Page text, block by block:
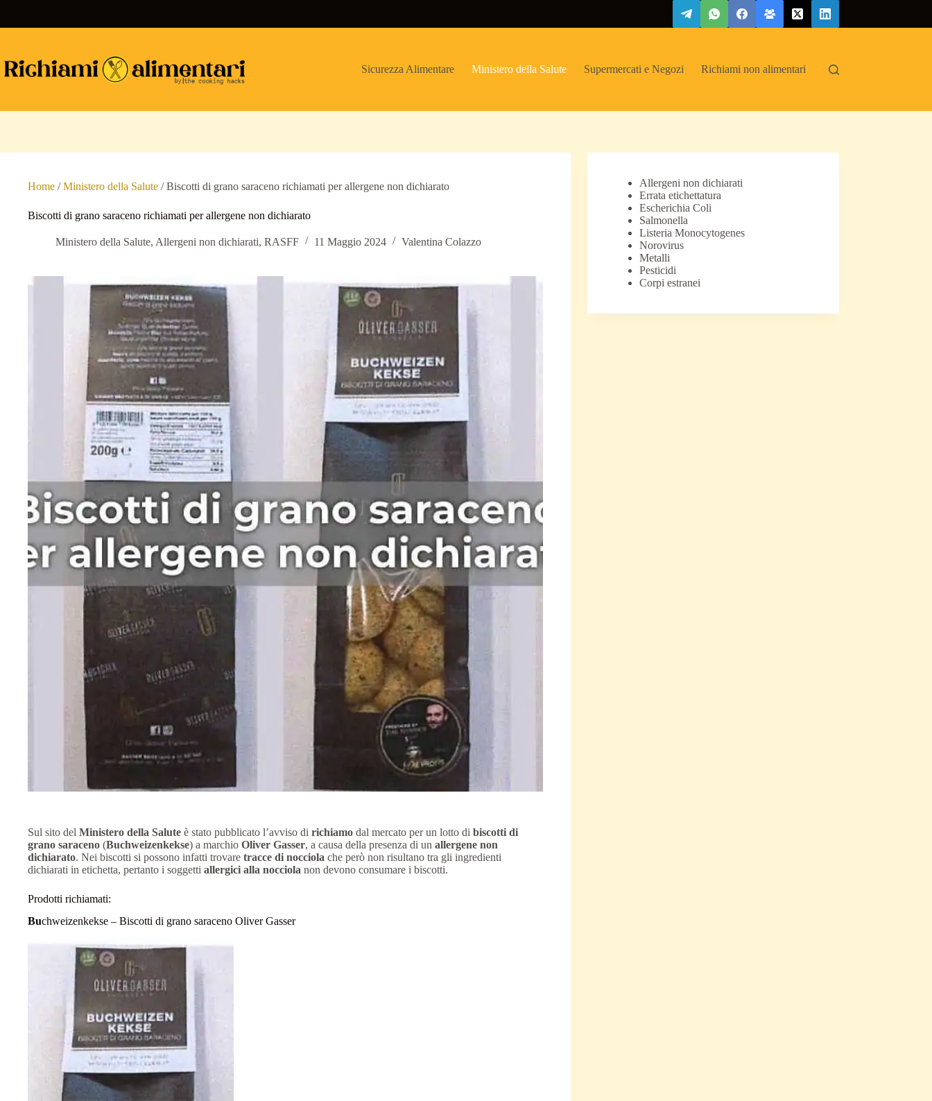
contenuto
Sicurezza Alimentare Ministero della Salute Supermercati e Negozi Richiami non alimentari
Home /Ministero della Salute /Biscotti di grano saraceno richiamati per allergene non dichiarato
Biscotti di grano saraceno richiamati per allergene non dichiarato
Ministero della Salute, Allergeni non dichiarati, RASFF 11 Maggio 2024 Valentina Colazzo
Sul sito del Ministero della Salute è stato pubblicato l’avviso di richiamo dal mercato per un lotto di biscotti di
grano saraceno (Buchweizenkekse) a marchio Oliver Gasser, a causa della presenza di un allergene non
dichiarato. Nei biscotti si possono infatti trovare tracce di nocciola che però non risultano tra gli ingredienti
dichiarati in etichetta, pertanto i soggetti allergici alla nocciola non devono consumare i biscotti.
Prodotti richiamati:
Buchweizenkekse – Biscotti di grano saraceno Oliver Gasser
Allergeni non dichiarati
Errata etichettatura
Escherichia Coli
Salmonella
Listeria Monocytogenes
Norovirus
Metalli
Pesticidi
Corpi estranei